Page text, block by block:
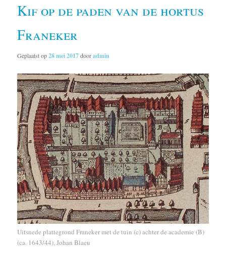
Kif op de paden van de hortus
Franeker
Geplaatst op28 mei 2017dooradmin
Uitsnede plattegrond Franeker met de tuin (c) achter de academie (B)
(ca. 1643/44), Johan Blaeu